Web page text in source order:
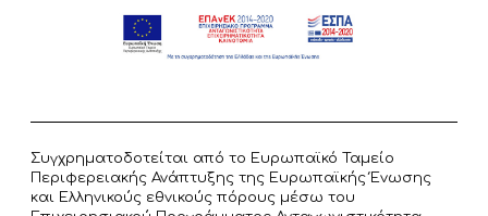
Συγχρηματοδοτείται από το Ευρωπαϊκό Ταμείο
Περιφερειακής Ανάπτυξης της Ευρωπαϊκής Ένωσης
και Ελληνικούς εθνικούς πόρους μέσω του